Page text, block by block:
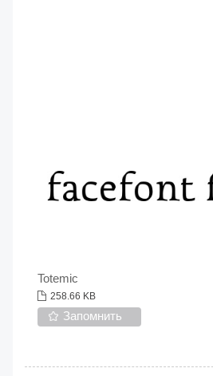
Totemic
258.66 KB
Запомнить